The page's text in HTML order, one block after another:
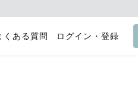
くある質問 ログイン・登録